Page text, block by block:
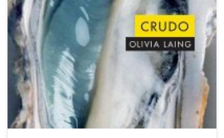
Aclamada por la crítica y considerado como uno de los mejores
100 libros de 2018 según The New York Times, Crudo, de Olivia
Laing, llega a España de la mano de la editorial Alpha Decay. En
esta novela nos encontramos con Kathy, una versión
autoficcionada de la propia escritora y de la […]